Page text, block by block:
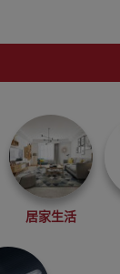
居家生活